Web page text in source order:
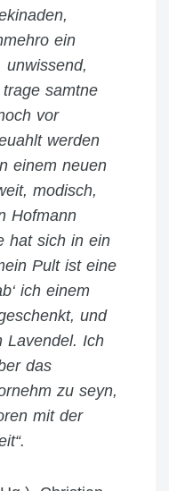
ein
unwissend,
samtne
vor
werden
einem neuen
modisch,
Hofmann
hat sich in ein
Pult ist eine
ich einem
und
Lavendel. Ich
das
zu seyn,
mit der